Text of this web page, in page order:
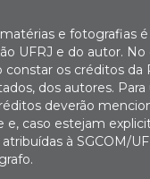
e fotografias
UFRJ e do autor.
constar os créditos da
dos autores.
deverão
e, caso estejam
à SGCOM/